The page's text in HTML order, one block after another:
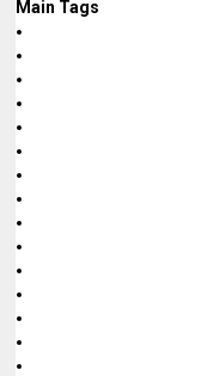
Main Tags